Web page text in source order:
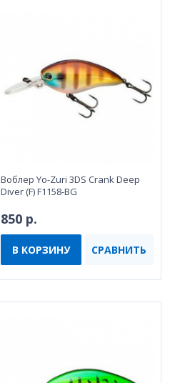
Воблeр Yo-Zuri 3DS Crank Deep
Diver (F) F1158-BG
850 р.
В КОРЗИНУ СРАВНИТЬ